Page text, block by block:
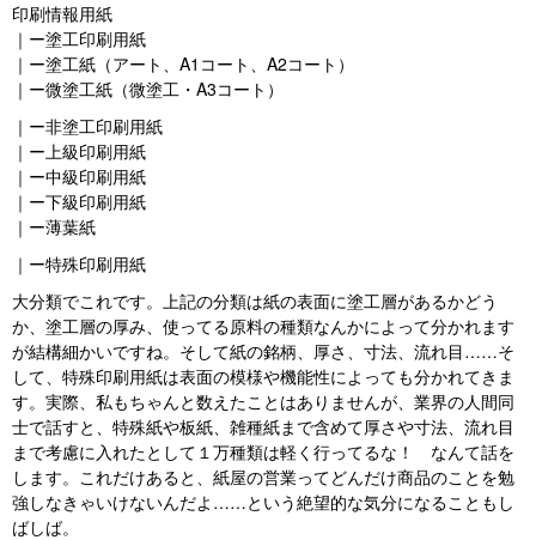
印刷情報用紙
｜ー塗工印刷用紙
｜ー塗工紙（アート、A1コート、A2コート）
｜ー微塗工紙（微塗工・A3コート）
｜ー非塗工印刷用紙
｜ー上級印刷用紙
｜ー中級印刷用紙
｜ー下級印刷用紙
｜ー薄葉紙
｜ー特殊印刷用紙
大分類でこれです。上記の分類は紙の表面に塗工層があるかどう
か、塗工層の厚み、使ってる原料の種類なんかによって分かれます
が結構細かいですね。そして紙の銘柄、厚さ、寸法、流れ目……そ
して、特殊印刷用紙は表面の模様や機能性によっても分かれてきま
す。実際、私もちゃんと数えたことはありませんが、業界の人間同
士で話すと、特殊紙や板紙、雑種紙まで含めて厚さや寸法、流れ目
まで考慮に入れたとして１万種類は軽く行ってるな！ なんて話を
します。これだけあると、紙屋の営業ってどんだけ商品のことを勉
強しなきゃいけないんだよ……という絶望的な気分になることもし
ばしば。